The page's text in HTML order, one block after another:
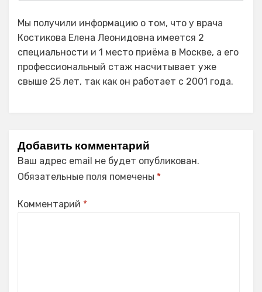
Мы получили информацию о том, что у врача
Костикова Елена Леонидовна имеется 2
специальности и 1 место приёма в Москве, а его
профессиональный стаж насчитывает уже
свыше 25 лет, так как он работает с 2001 года.
Добавить комментарий
Ваш адрес email не будет опубликован.
Обязательные поля помечены *
Комментарий *